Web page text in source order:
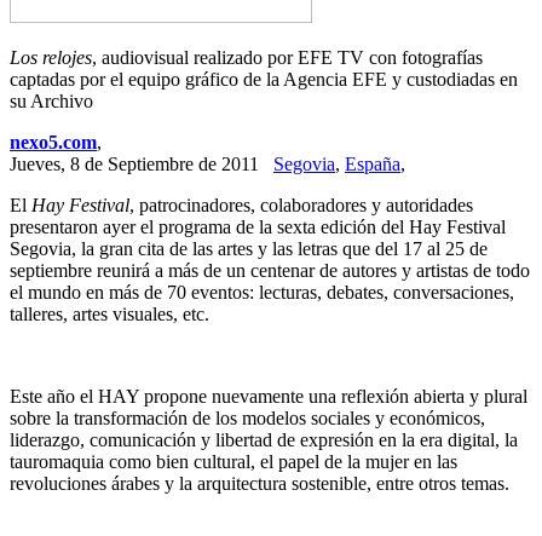
Los relojes, audiovisual realizado por EFE TV con fotografías
captadas por el equipo gráfico de la Agencia EFE y custodiadas en
su Archivo
nexo5.com,
Jueves, 8 de Septiembre de 2011 Segovia, España,
El Hay Festival, patrocinadores, colaboradores y autoridades
presentaron ayer el programa de la sexta edición del Hay Festival
Segovia, la gran cita de las artes y las letras que del 17 al 25 de
septiembre reunirá a más de un centenar de autores y artistas de todo
el mundo en más de 70 eventos: lecturas, debates, conversaciones,
talleres, artes visuales, etc.
Este año el HAY propone nuevamente una reflexión abierta y plural
sobre la transformación de los modelos sociales y económicos,
liderazgo, comunicación y libertad de expresión en la era digital, la
tauromaquia como bien cultural, el papel de la mujer en las
revoluciones árabes y la arquitectura sostenible, entre otros temas.